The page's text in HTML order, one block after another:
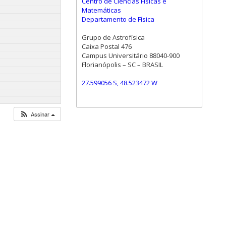
Assinar
Matemáticas
Departamento de Física
Grupo de Astrofísica
Caixa Postal 476
Campus Universitário 88040-900
Florianópolis – SC – BRASIL
27.599056 S, 48.523472 W